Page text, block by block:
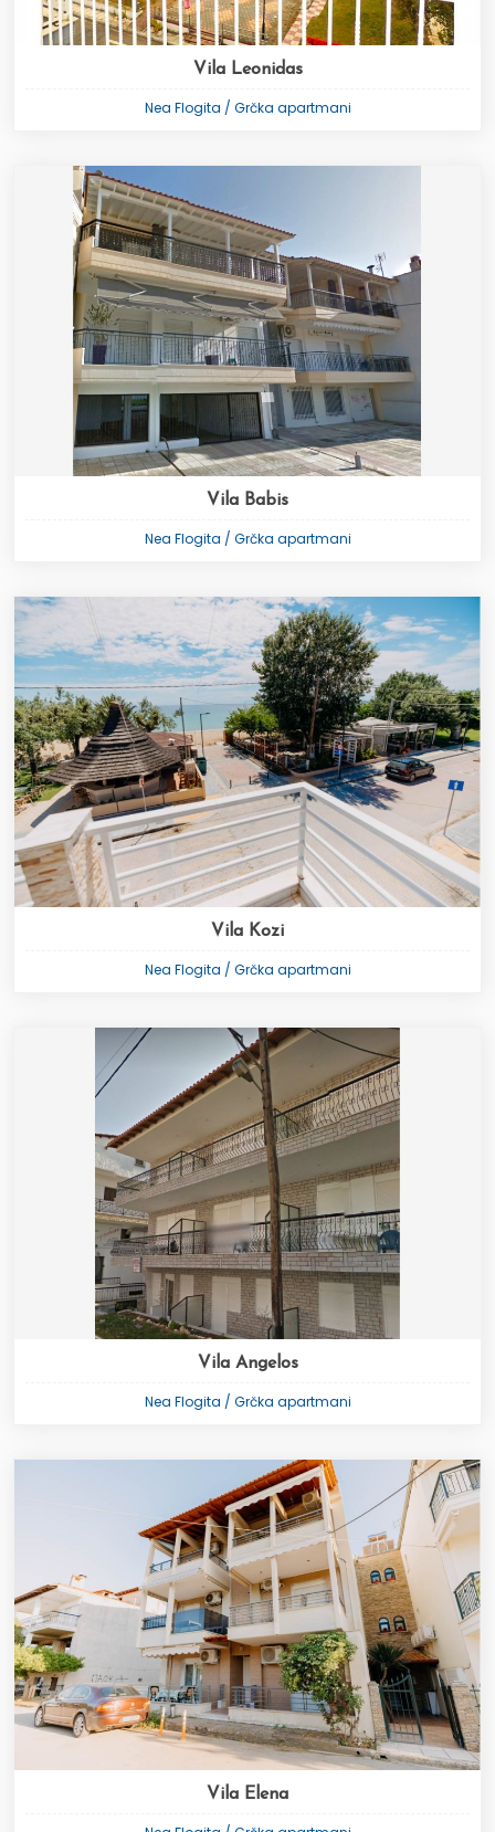
Vila Leonidas
Nea Flogita / Grčka apartmani
Vila Babis
Nea Flogita / Grčka apartmani
Vila Kozi
Nea Flogita / Grčka apartmani
Vila Angelos
Nea Flogita / Grčka apartmani
Vila Elena